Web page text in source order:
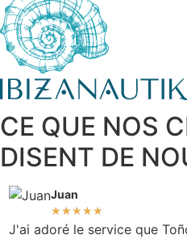
CE QUE NOS
DISENT DE
Juan
★★★★★
J'ai adoré le service que